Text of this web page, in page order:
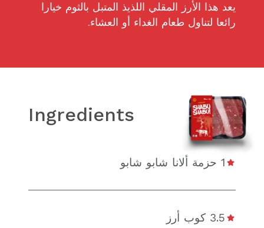
يعد هذا الأرز المقلي اللذيذ المتبل بالثوم خيارا
رائعا لتناول طعام الغداء أو العشاء.
Ingredients
1 حزمة ألانا شابو شابو
3.5 كوب أرز